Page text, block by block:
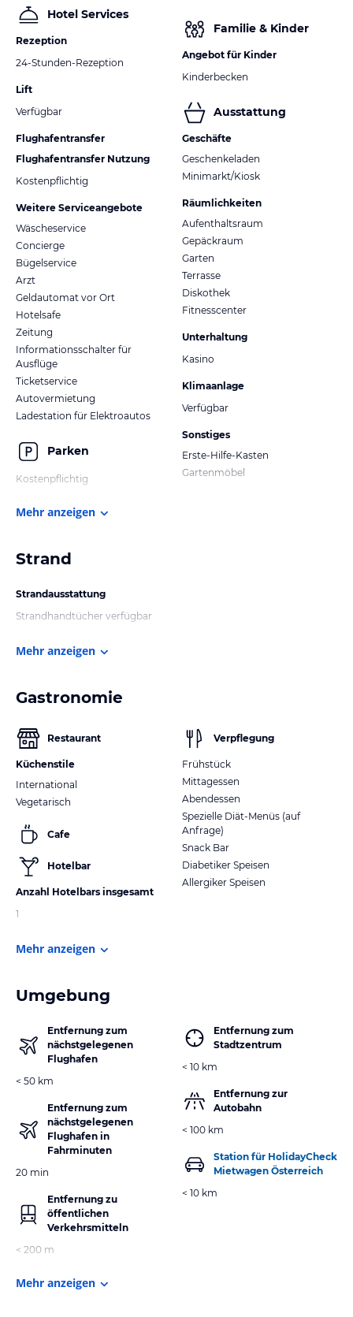
Hotel Services
Rezeption
24-Stunden-Rezeption
Lift
Verfügbar
Flughafentransfer
Flughafentransfer Nutzung
Kostenpflichtig
Weitere Serviceangebote
Wäscheservice
Concierge
Bügelservice
Arzt
Geldautomat vor Ort
Hotelsafe
Zeitung
Informationsschalter für
Ausflüge
Ticketservice
Autovermietung
Ladestation für Elektroautos
Parken
Kostenpflichtig
Familie & Kinder
Angebot für Kinder
Kinderbecken
Ausstattung
Geschäfte
Geschenkeladen
Minimarkt/Kiosk
Räumlichkeiten
Aufenthaltsraum
Gepäckraum
Garten
Terrasse
Diskothek
Fitnesscenter
Unterhaltung
Kasino
Klimaanlage
Verfügbar
Sonstiges
Erste-Hilfe-Kasten
Gartenmöbel
Mehr anzeigen
Strand
Strandausstattung
Strandhandtücher verfügbar
Mehr anzeigen
Gastronomie
Restaurant
Küchenstile
International
Vegetarisch
Cafe
Hotelbar
Anzahl Hotelbars insgesamt
1
Verpflegung
Frühstück
Mittagessen
Abendessen
Spezielle Diät-Menüs (auf
Anfrage)
Snack Bar
Diabetiker Speisen
Allergiker Speisen
Mehr anzeigen
Umgebung
Entfernung zum
nächstgelegenen
Flughafen
< 50 km
Entfernung zum
nächstgelegenen
Flughafen in
Fahrminuten
20 min
Entfernung zu
öffentlichen
Verkehrsmitteln
< 200 m
Entfernung zum
Stadtzentrum
< 10 km
Entfernung zur
Autobahn
< 100 km
Station für HolidayCheck
Mietwagen Österreich
< 10 km
Mehr anzeigen